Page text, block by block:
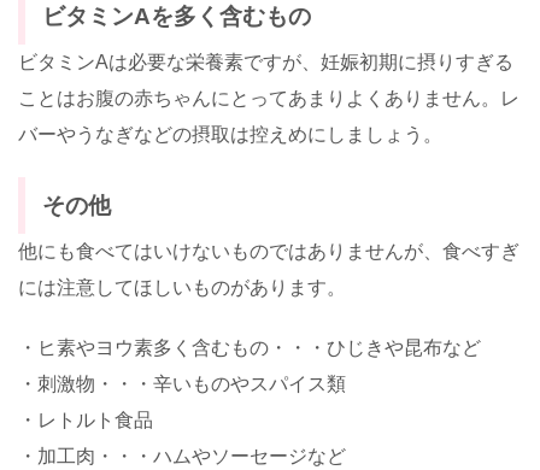
ビタミンAを多く含むもの
ビタミンAは必要な栄養素ですが、妊娠初期に摂りすぎる
ことはお腹の赤ちゃんにとってあまりよくありません。レ
バーやうなぎなどの摂取は控えめにしましょう。
その他
他にも食べてはいけないものではありませんが、食べすぎ
には注意してほしいものがあります。
・ヒ素やヨウ素多く含むもの・・・ひじきや昆布など
・刺激物・・・辛いものやスパイス類
・レトルト食品
・加工肉・・・ハムやソーセージなど